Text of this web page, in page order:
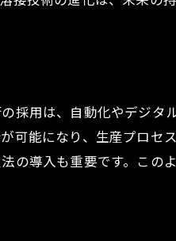
用は、自動化やデジタル
可能になり、生産プロセ
の導入も重要です。この